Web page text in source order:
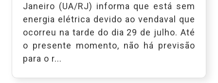
Janeiro (UA/RJ) informa que está sem
energia elétrica devido ao vendaval que
ocorreu na tarde do dia 29 de julho. Até
o presente momento, não há previsão
para o r...